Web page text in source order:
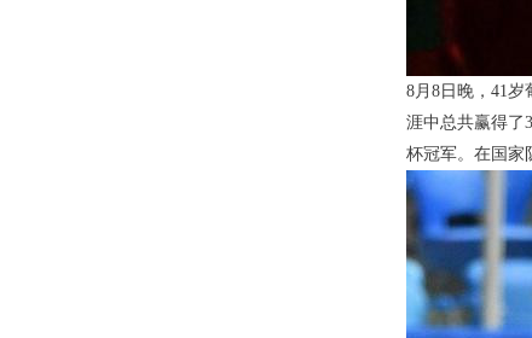
8月8日晚，41
涯中总共赢得了
杯冠军。在国家